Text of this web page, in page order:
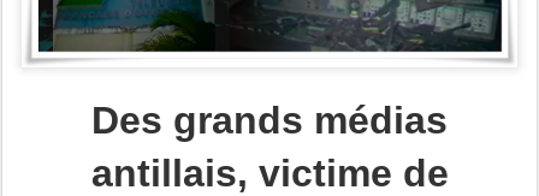
Des grands médias
antillais, victime de